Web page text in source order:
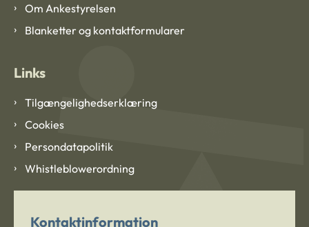
Om Ankestyrelsen
Blanketter og kontaktformularer
Links
Tilgængelighedserklæring
Cookies
Persondatapolitik
Whistleblowerordning
Kontaktinformation